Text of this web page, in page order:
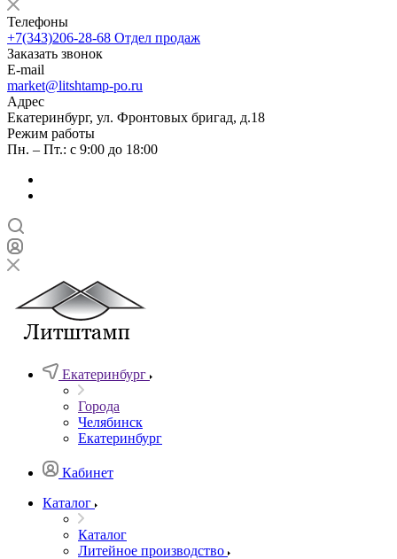
Телефоны
+7(343)206-28-68 Отдел продаж
Заказать звонок
E-mail
market@litshtamp-po.ru
Адрес
Екатеринбург, ул. Фронтовых бригад, д.18
Режим работы
Пн. – Пт.: с 9:00 до 18:00
Екатеринбург
Города
Челябинск
Екатеринбург
Кабинет
Каталог
Каталог
Литейное производство